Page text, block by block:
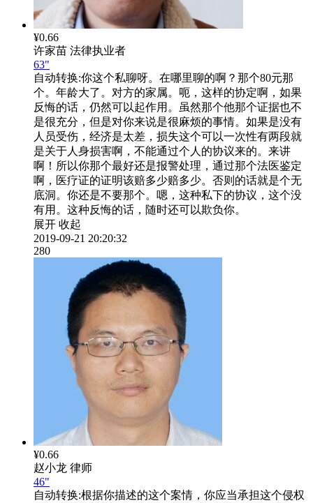
¥0.66
许家苗 法律执业者
63"
自动转换:你这个私聊呀。在哪里聊的啊？那个80元那
个。年龄大了。对方的家属。呃，这样的协定啊，如果
反悔的话，仍然可以起作用。虽然那个他那个证据也不
是很充分，但是对你来说是很麻烦的事情。如果是没有
人员受伤，经济是太差，损失这个可以一次性有两段就
是关于人身损害啊，不能通过个人的协议来的。来讲
啊！所以你那个最好还是报警处理，通过那个法医鉴定
啊，医疗证的证明该赔多少赔多少。否则的话就是个无
底洞。你还是不要那个。嗯，这种私下的协议，这个没
有用。这种反悔的话，随时还可以欺负你。
展开 收起
2019-09-21 20:20:32
280
¥0.66
赵小龙 律师
46"
自动转换:根据你描述的这个案情，你应当承担这个侵权